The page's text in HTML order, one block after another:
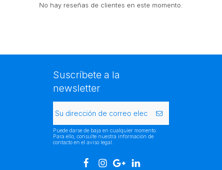
No hay reseñas de clientes en este momento.
Suscríbete a la
newsletter
Puede darse de baja en cualquier momento.
Para ello, consulte nuestra información de
contacto en el aviso legal.